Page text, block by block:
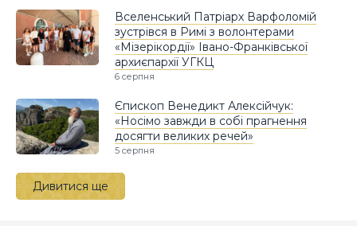
Вселенський Патріарх Варфоломій
зустрівся в Римі з волонтерами
«Мізерікордії» Івано-Франківської
архиєпархії УГКЦ
6 серпня
Єпископ Венедикт Алексійчук:
«Носімо завжди в собі прагнення
досягти великих речей»
5 серпня
Дивитися ще